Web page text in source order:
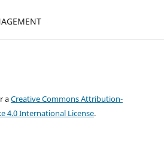
aCreative Commons Attribution-
4.0 International License.